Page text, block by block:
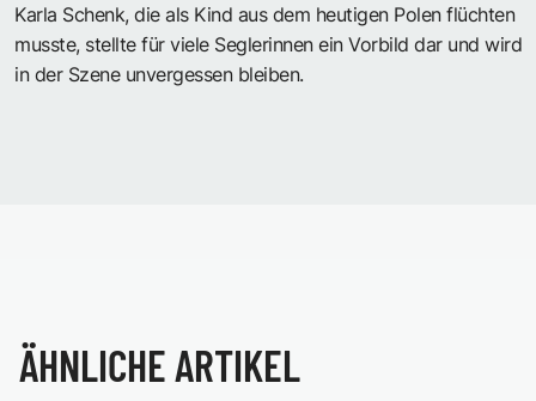
Karla Schenk, die als Kind aus dem heutigen Polen flüchten
musste, stellte für viele Seglerinnen ein Vorbild dar und wird
in der Szene unvergessen bleiben.
ÄHNLICHE ARTIKEL